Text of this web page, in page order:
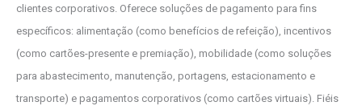
clientes corporativos. Oferece soluções de pagamento para fins
específicos: alimentação (como benefícios de refeição), incentivos
(como cartões-presente e premiação), mobilidade (como soluções
para abastecimento, manutenção, portagens, estacionamento e
transporte) e pagamentos corporativos (como cartões virtuais). Fiéis